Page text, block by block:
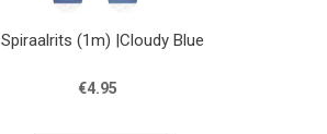
Spiraalrits (1m) |Cloudy Blue
€4.95